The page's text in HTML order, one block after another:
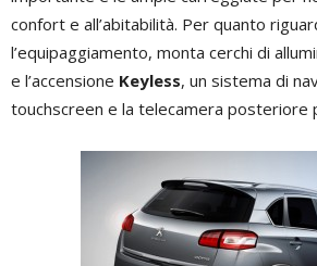
confort e all’abitabilità. Per quanto
l’equipaggiamento, monta cerchi di
e l’accensione Keyless, un sistema di
touchscreen e la telecamera posteriore